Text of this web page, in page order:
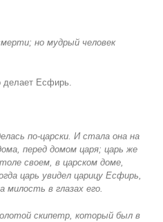
но мудрый человек
делает Есфирь.
по-царски. И стала она на
перед домом царя; царь же
своем, в царском доме,
царь увидел царицу Есфирь,
в глазах его.
скипетр, который был в